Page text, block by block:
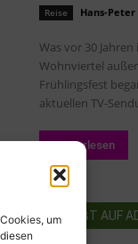
um
Reise Hans-Peter
Was vor 30
Wohnviertel
Frühlingsfest
aktuellen TV-
Weiterlesen
BELIEBT AUF